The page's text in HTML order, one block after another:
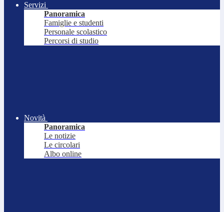
Servizi
Panoramica
Famiglie e studenti
Personale scolastico
Percorsi di studio
Novità
Panoramica
Le notizie
Le circolari
Albo online